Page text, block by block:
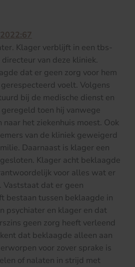
Klager verblijft in een tbs-
van deze kliniek.
dat er geen zorg voor hem
voelt. Volgens
bij de medische dienst en
toen hij vanwege
het ziekenhuis moest. Ook
van de kliniek geweigerd
Daarnaast is klager een
Klager acht beklaagde
voor alles wat er
dat er geen
bestaan tussen beklaagde in
psychiater en klager en dat
geen zorg heeft verleend
dat beklaagde alleen aan
voor zover sprake is
of nalaten in strijd met